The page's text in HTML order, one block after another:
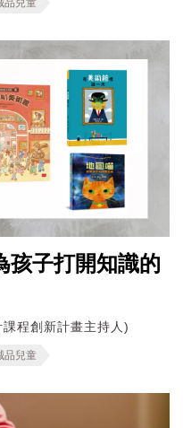
孩子打開知識的
程創新計畫主持人)
品兒童